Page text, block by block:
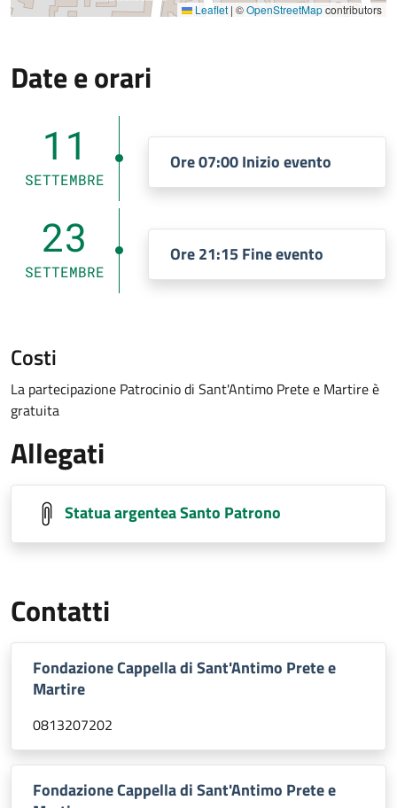
Leaflet | ©OpenStreetMapcontributors
Date e orari
11
SETTEMBRE
Ore 07:00 Inizio evento
23
SETTEMBRE
Ore 21:15 Fine evento
Costi
La partecipazione Patrocinio di Sant'Antimo Prete e Martire è
gratuita
Allegati
Statua argentea Santo Patrono
Contatti
Fondazione Cappella di Sant'Antimo Prete e
Martire
0813207202
Fondazione Cappella di Sant'Antimo Prete e